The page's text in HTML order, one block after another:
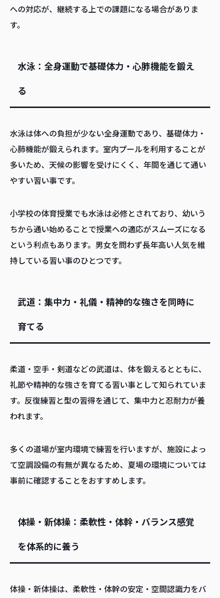
への対応が、継続する上での課題になる場合がありま
す。
水泳：全身運動で基礎体力・心肺機能を鍛え
る
水泳は体への負担が少ない全身運動であり、基礎体力・
心肺機能が鍛えられます。室内プールを利用することが
多いため、天候の影響を受けにくく、年間を通じて通い
やすい習い事です。
小学校の体育授業でも水泳は必修とされており、幼いう
ちから通い始めることで授業への適応がスムーズになる
という利点もあります。男女を問わず長年高い人気を維
持している習い事のひとつです。
武道：集中力・礼儀・精神的な強さを同時に
育てる
柔道・空手・剣道などの武道は、体を鍛えるとともに、
礼節や精神的な強さを育てる習い事として知られていま
す。反復練習と型の習得を通じて、集中力と忍耐力が養
われます。
多くの道場が室内環境で練習を行いますが、施設によっ
て空調設備の有無が異なるため、夏場の環境については
事前に確認することをおすすめします。
体操・新体操：柔軟性・体幹・バランス感覚
を体系的に養う
体操・新体操は、柔軟性・体幹の安定・空間認識力をバ